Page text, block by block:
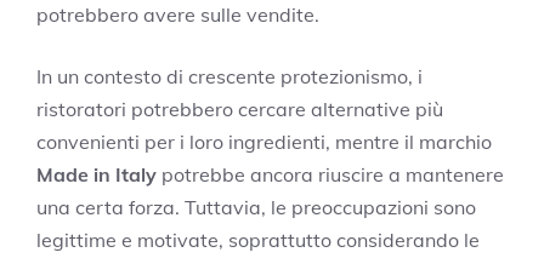
potrebbero avere sulle vendite.
In un contesto di crescente protezionismo, i
ristoratori potrebbero cercare alternative più
convenienti per i loro ingredienti, mentre il marchio
Made in Italy potrebbe ancora riuscire a mantenere
una certa forza. Tuttavia, le preoccupazioni sono
legittime e motivate, soprattutto considerando le